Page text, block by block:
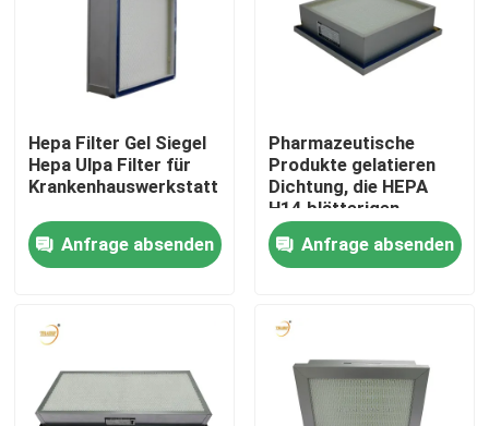
Qualitätskontrolle
Vor Luftfilter
FFU-Einheit
Hepa Filter Gel Siegel
Hepa Ulpa Filter für
Krankenhauswerkstatt
Anfrage absenden
Pharmazeutische
Produkte gelatieren
Dichtung, die HEPA
H14 blätterigen
Luftfilter 700m3/H
filternAnfrage absenden